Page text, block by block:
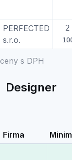
ceny s DPH
PERFECTED
s.r.o.
Designer
Firma